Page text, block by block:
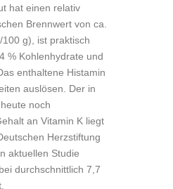
hat einen relativ
Brennwert von ca.
g), ist praktisch
% Kohlenhydrate und
enthaltene Histamin
auslösen. Der in
noch
an Vitamin K liegt
Herzstiftung
aktuellen Studie
durchschnittlich 7,7